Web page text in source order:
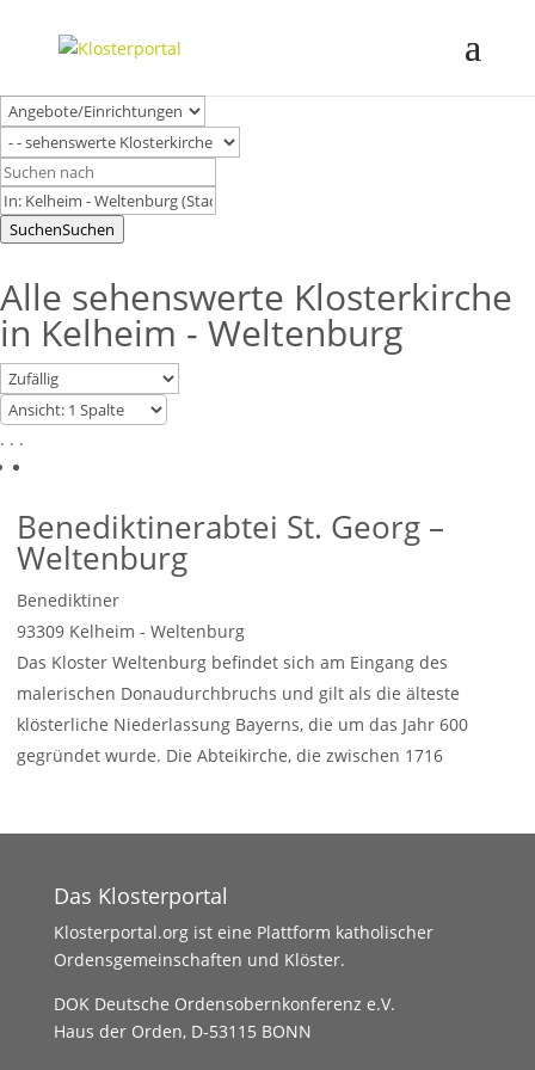
SuchenSuchen
Alle sehenswerte Klosterkirche
in Kelheim - Weltenburg
. . .
Benediktinerabtei St. Georg –
Weltenburg
Benediktiner
93309 Kelheim - Weltenburg
Das Kloster Weltenburg befindet sich am Eingang des
malerischen Donaudurchbruchs und gilt als die älteste
klösterliche Niederlassung Bayerns, die um das Jahr 600
gegründet wurde. Die Abteikirche, die zwischen 1716
Das Klosterportal
Klosterportal.org ist eine Plattform katholischer
Ordensgemeinschaften und Klöster.
DOK Deutsche Ordensobernkonferenz e.V.
Haus der Orden, D-53115 BONN